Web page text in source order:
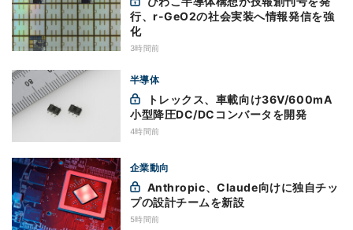
行、r-GeO2の社会実装へ情報発信を強
化
3時間前
半導体
小型降圧DC/DCコンバータを開発
4時間前
企業動向
プの設計チームを新設
5時間前